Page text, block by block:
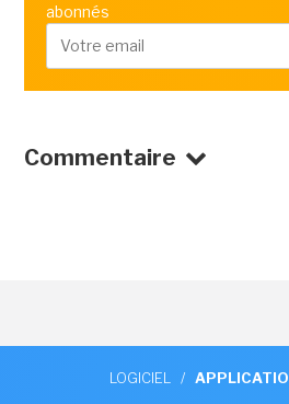
abonnés
Commentaire
LOGICIEL /